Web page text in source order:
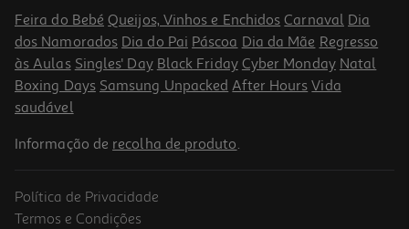
PVP de editor
16,11 €
-10%
Feira do Bebé Queijos, Vinhos e Enchidos Carnaval Dia
dos Namorados Dia do Pai Páscoa Dia da Mãe Regresso
às Aulas Singles' Day Black Friday Cyber Monday Natal
Boxing Days Samsung Unpacked After Hours Vida
saudável
Informação de recolha de produto.
Política de Privacidade
Termos e Condições